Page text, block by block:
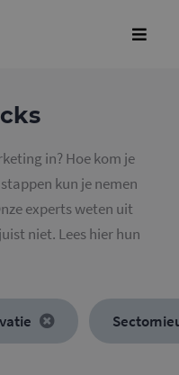
in? Hoe kom je
kun je nemen
experts weten uit
niet. Lees hier hun